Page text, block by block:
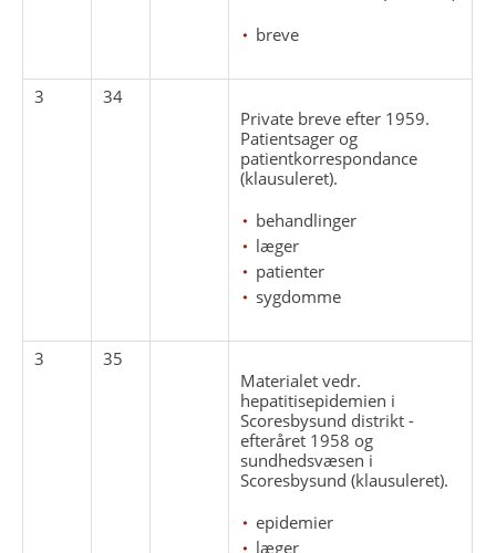
breve
3
34
Private breve efter 1959.
Patientsager og
patientkorrespondance
(klausuleret).
behandlinger
læger
patienter
sygdomme
3
35
Materialet vedr.
hepatitisepidemien i
Scoresbysund distrikt -
efteråret 1958 og
sundhedsvæsen i
Scoresbysund (klausuleret).
epidemier
læger